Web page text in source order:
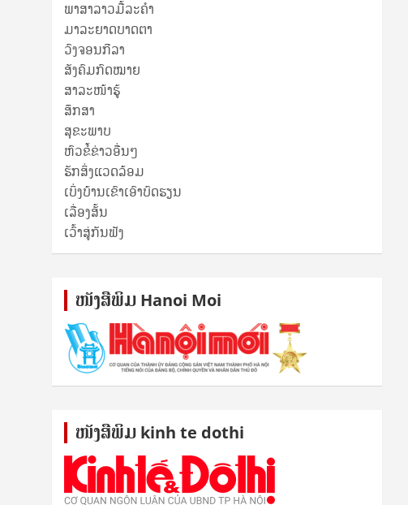
ພາສາລາວມື້ລະຄຳ
ມາລະຍາດບາດຕາ
ວົງຈອນກີລາ
ສັງຄົມກົດໝາຍ
ສາລະໜ້າຮູ້
ສຶກສາ
ສຸ​ຂະ​ພາບ
ຫົວຂໍ້ຂ່າວອື່ນໆ
ຮັກສິ່ງແວດລ້ອມ
ເບິ່ງບ້ານເຂົາເອົາບົດຮຽນ
ເລື່ອງສັ້ນ
ເວົ້າສູ່ກັນຟັງ
ໜັງ​ສື​ພິມ Hanoi Moi
ໜັງ​ສື​ພິມ kinh te dothi